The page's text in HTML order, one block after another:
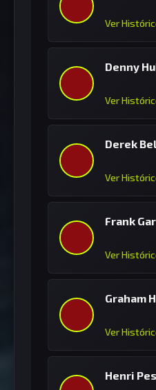
Ver
Denny
Ver
Derek
Ver
Frank
Ver
Graham
Ver
Henri